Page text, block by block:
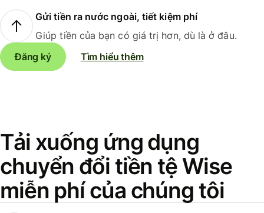
Gửi tiền ra nước ngoài, tiết kiệm phí
Giúp tiền của bạn có giá trị hơn, dù là ở đâu.
Đăng ký
Tìm hiểu thêm
Tải xuống ứng dụng
chuyển đổi tiền tệ Wise
miễn phí của chúng tôi